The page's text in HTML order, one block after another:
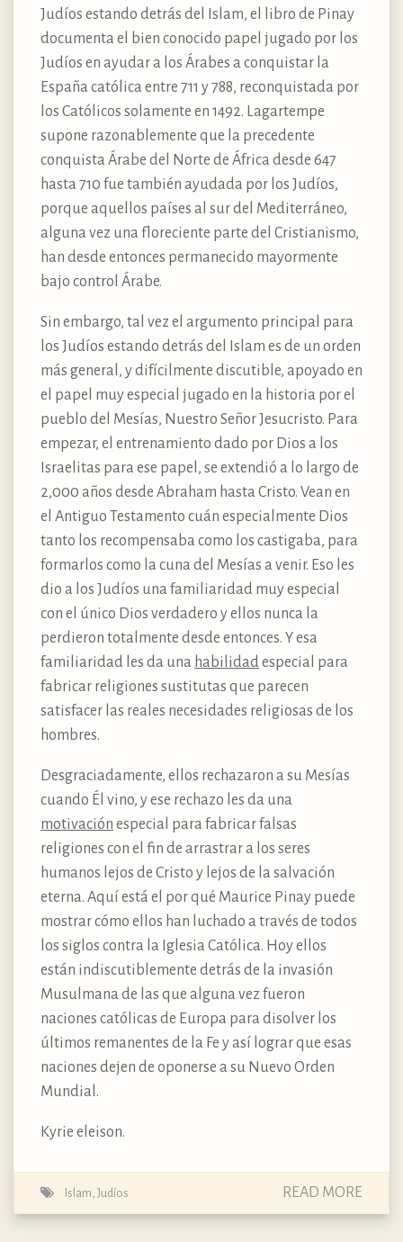
Judíos estando detrás del Islam, el libro de Pinay
documenta el bien conocido papel jugado por los
Judíos en ayudar a los Árabes a conquistar la
España católica entre 711 y 788, reconquistada por
los Católicos solamente en 1492. Lagartempe
supone razonablemente que la precedente
conquista Árabe del Norte de África desde 647
hasta 710 fue también ayudada por los Judíos,
porque aquellos países al sur del Mediterráneo,
alguna vez una floreciente parte del Cristianismo,
han desde entonces permanecido mayormente
bajo control Árabe.
Sin embargo, tal vez el argumento principal para
los Judíos estando detrás del Islam es de un orden
más general, y difícilmente discutible, apoyado en
el papel muy especial jugado en la historia por el
pueblo del Mesías, Nuestro Señor Jesucristo. Para
empezar, el entrenamiento dado por Dios a los
Israelitas para ese papel, se extendió a lo largo de
2,000 años desde Abraham hasta Cristo. Vean en
el Antiguo Testamento cuán especialmente Dios
tanto los recompensaba como los castigaba, para
formarlos como la cuna del Mesías a venir. Eso les
dio a los Judíos una familiaridad muy especial
con el único Dios verdadero y ellos nunca la
perdieron totalmente desde entonces. Y esa
familiaridad les da una habilidadespecial para
fabricar religiones sustitutas que parecen
satisfacer las reales necesidades religiosas de los
hombres.
Desgraciadamente, ellos rechazaron a su Mesías
cuando Él vino, y ese rechazo les da una
motivación especial para fabricar falsas
religiones con el fin de arrastrar a los seres
humanos lejos de Cristo y lejos de la salvación
eterna. Aquí está el por qué Maurice Pinay puede
mostrar cómo ellos han luchado a través de todos
los siglos contra la Iglesia Católica. Hoy ellos
están indiscutiblemente detrás de la invasión
Musulmana de las que alguna vez fueron
naciones católicas de Europa para disolver los
últimos remanentes de la Fe y así lograr que esas
naciones dejen de oponerse a su Nuevo Orden
Mundial.
Kyrie eleison.
Islam, Judíos READ MORE